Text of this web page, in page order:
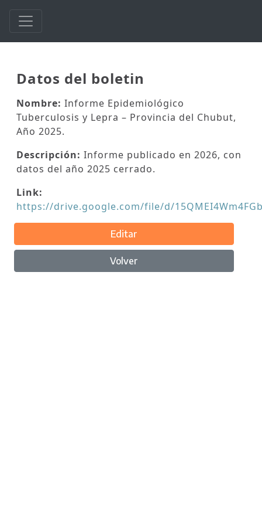
Datos del boletin
Nombre: Informe Epidemiológico
Tuberculosis y Lepra – Provincia del Chubut,
Año 2025.
Descripción: Informe publicado en 2026, con
datos del año 2025 cerrado.
Link:
https://drive.google.com/file/d/
Editar
Volver